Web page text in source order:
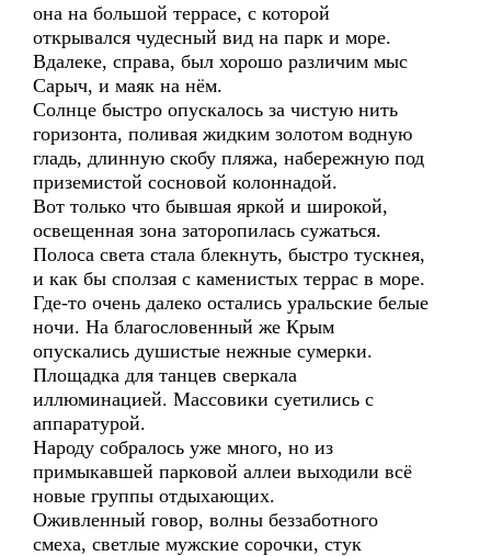
она на большой террасе, с которой
открывался чудесный вид на парк и море.
Вдалеке, справа, был хорошо различим мыс
Сарыч, и маяк на нём.
Солнце быстро опускалось за чистую нить
горизонта, поливая жидким золотом водную
гладь, длинную скобу пляжа, набережную под
приземистой сосновой колоннадой.
Вот только что бывшая яркой и широкой,
освещенная зона заторопилась сужаться.
Полоса света стала блекнуть, быстро тускнея,
и как бы сползая с каменистых террас в море.
Где-то очень далеко остались уральские белые
ночи. На благословенный же Крым
опускались душистые нежные сумерки.
Площадка для танцев сверкала
иллюминацией. Массовики суетились с
аппаратурой.
Народу собралось уже много, но из
примыкавшей парковой аллеи выходили всё
новые группы отдыхающих.
Оживленный говор, волны беззаботного
смеха, светлые мужские сорочки, стук